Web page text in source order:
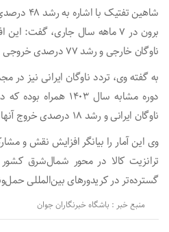
شاهین
ناوگان خارجی و رشد ۷۷ درصدی خروجی ناوگان حاصل شده است.
ناوگان ایرانی و رشد ۱۸ درصدی خروج آنها بدست آمده است.
وی این آمار را بیانگر افزایش نقش و
ترانزیت کالا در محور شمال‌شرق
گسترده‌تر در کریدور‌های بین‌المللی
منبع خبر : باشگاه خبرنگاران جوان